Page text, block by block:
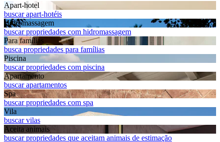
Apart-hotel
buscar apart-hotéis
Hidromassagem
buscar propriedades com hidromassagem
Para famílias
busca propriedades para famílias
Piscina
buscar propriedades com piscina
Apart­amento
buscar apartamentos
Spa
buscar propriedades com spa
Vila
buscar vilas
Aceita animais
buscar propriedades que aceitam animais de estimação